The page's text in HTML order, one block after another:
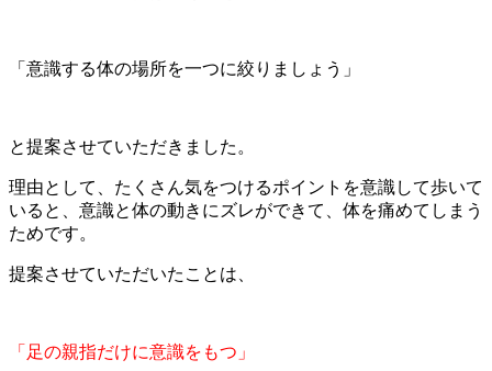
「意識する体の場所を一つに絞りましょう」
と提案させていただきました。
理由として、たくさん気をつけるポイントを意識して歩いて
いると、意識と体の動きにズレができて、体を痛めてしまう
ためです。
提案させていただいたことは、
「足の親指だけに意識をもつ」